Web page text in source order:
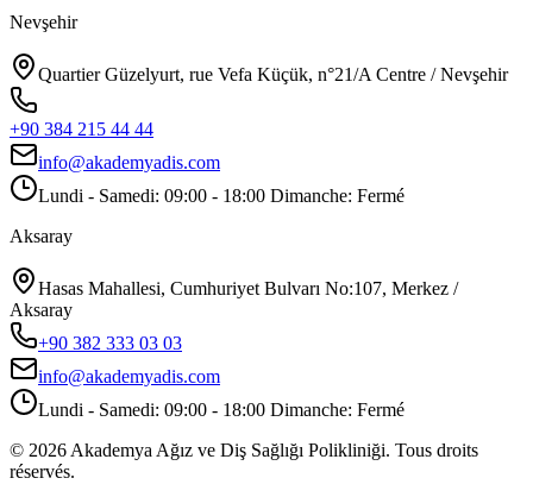
Nevşehir
Quartier Güzelyurt, rue Vefa Küçük, n°21/A Centre / Nevşehir
+90 384 215 44 44
info@akademyadis.com
Lundi - Samedi: 09:00 - 18:00 Dimanche: Fermé
Aksaray
Hasas Mahallesi, Cumhuriyet Bulvarı No:107, Merkez /
Aksaray
+90 382 333 03 03
info@akademyadis.com
Lundi - Samedi: 09:00 - 18:00 Dimanche: Fermé
© 2026 Akademya Ağız ve Diş Sağlığı Polikliniği. Tous droits
réservés.